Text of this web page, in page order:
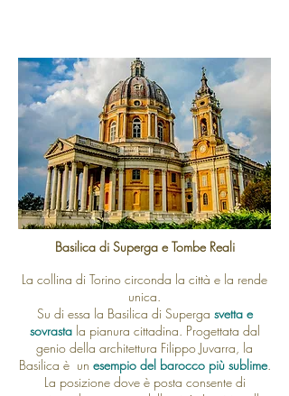
Basilica di Superga e Tombe Reali
La collina di Torino circonda la città e la rende
unica.
Su di essa la Basilica di Superga svetta e
sovrasta la pianura cittadina. Progettata dal
genio della architettura Filippo Juvarra, la
Basilica è un esempio del barocco più sublime.
La posizione dove è posta consente di